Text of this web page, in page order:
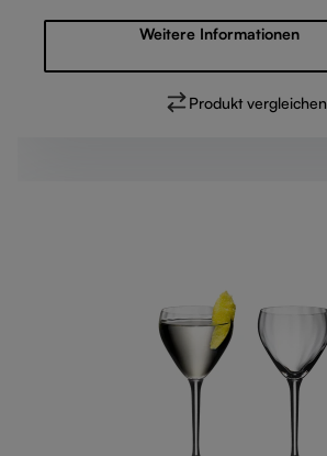
Weitere Informationen
Produkt vergleichen